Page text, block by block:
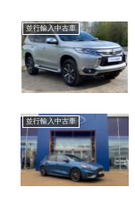
並行輸入中古車
並行輸入中古車